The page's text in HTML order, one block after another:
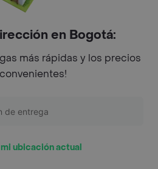
play AppGallery
en Bogotá:
más rápidas y los precios
ubicación actual